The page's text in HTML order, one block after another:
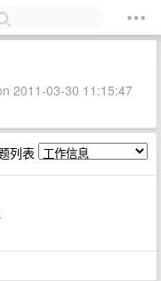
2011-03-30 11:15:47
列表